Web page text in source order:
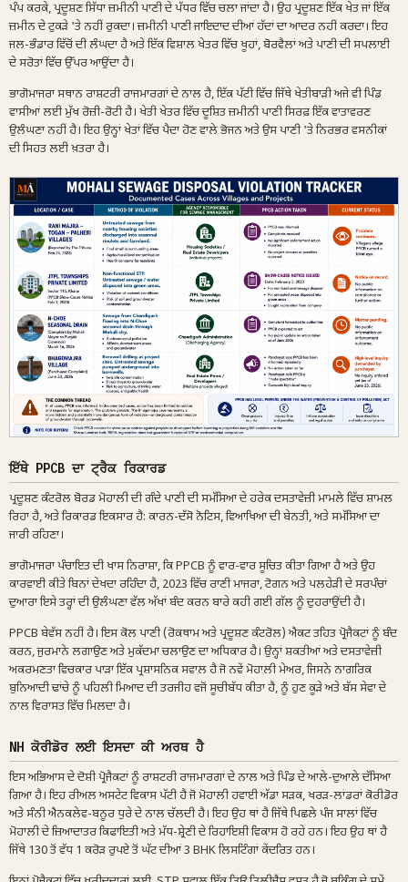
ਪੰਪ ਕਰਕੇ, ਪ੍ਰਦੂਸ਼ਣ ਸਿੱਧਾ ਜ਼ਮੀਨੀ ਪਾਣੀ ਦੇ ਪੱਧਰ ਵਿੱਚ ਚਲਾ ਜਾਂਦਾ ਹੈ। ਉਹ ਪ੍ਰਦੂਸ਼ਣ ਇੱਕ ਖੇਤ ਜਾਂ ਇੱਕ
ਜ਼ਮੀਨ ਦੇ ਟੁਕੜੇ 'ਤੇ ਨਹੀਂ ਰੁਕਦਾ। ਜ਼ਮੀਨੀ ਪਾਣੀ ਜਾਇਦਾਦ ਦੀਆਂ ਹੱਦਾਂ ਦਾ ਆਦਰ ਨਹੀਂ ਕਰਦਾ। ਇਹ
ਜਲ-ਭੰਡਾਰ ਵਿੱਚੋਂ ਦੀ ਲੰਘਦਾ ਹੈ ਅਤੇ ਇੱਕ ਵਿਸ਼ਾਲ ਖੇਤਰ ਵਿੱਚ ਖੂਹਾਂ, ਬੋਰਵੈਲਾਂ ਅਤੇ ਪਾਣੀ ਦੀ ਸਪਲਾਈ
ਦੇ ਸਰੋਤਾਂ ਵਿੱਚ ਉੱਪਰ ਆਉਂਦਾ ਹੈ।
ਭਾਗੋਮਾਜਰਾ ਸਥਾਨ ਰਾਸ਼ਟਰੀ ਰਾਜਮਾਰਗਾਂ ਦੇ ਨਾਲ ਹੈ, ਇੱਕ ਪੱਟੀ ਵਿੱਚ ਜਿੱਥੇ ਖੇਤੀਬਾੜੀ ਅਜੇ ਵੀ ਪਿੰਡ
ਵਾਸੀਆਂ ਲਈ ਮੁੱਖ ਰੋਜ਼ੀ-ਰੋਟੀ ਹੈ। ਖੇਤੀ ਖੇਤਰ ਵਿੱਚ ਦੂਸ਼ਿਤ ਜ਼ਮੀਨੀ ਪਾਣੀ ਸਿਰਫ਼ ਇੱਕ ਵਾਤਾਵਰਣ
ਉਲੰਘਣਾ ਨਹੀਂ ਹੈ। ਇਹ ਉਨ੍ਹਾਂ ਖੇਤਾਂ ਵਿੱਚ ਪੈਦਾ ਹੋਣ ਵਾਲੇ ਭੋਜਨ ਅਤੇ ਉਸ ਪਾਣੀ 'ਤੇ ਨਿਰਭਰ ਵਸਨੀਕਾਂ
ਦੀ ਸਿਹਤ ਲਈ ਖ਼ਤਰਾ ਹੈ।
ਇੱਥੇ PPCB ਦਾ ਟ੍ਰੈਕ ਰਿਕਾਰਡ
ਪ੍ਰਦੂਸ਼ਣ ਕੰਟਰੋਲ ਬੋਰਡ ਮੋਹਾਲੀ ਦੀ ਗੰਦੇ ਪਾਣੀ ਦੀ ਸਮੱਸਿਆ ਦੇ ਹਰੇਕ ਦਸਤਾਵੇਜ਼ੀ ਮਾਮਲੇ ਵਿੱਚ ਸ਼ਾਮਲ
ਰਿਹਾ ਹੈ, ਅਤੇ ਰਿਕਾਰਡ ਇਕਸਾਰ ਹੈ: ਕਾਰਨ-ਦੱਸੋ ਨੋਟਿਸ, ਵਿਆਖਿਆ ਦੀ ਬੇਨਤੀ, ਅਤੇ ਸਮੱਸਿਆ ਦਾ
ਜਾਰੀ ਰਹਿਣਾ।
ਭਾਗੋਮਾਜਰਾ ਪੰਚਾਇਤ ਦੀ ਖਾਸ ਨਿਰਾਸ਼ਾ, ਕਿ PPCB ਨੂੰ ਵਾਰ-ਵਾਰ ਸੂਚਿਤ ਕੀਤਾ ਗਿਆ ਹੈ ਅਤੇ ਉਹ
ਕਾਰਵਾਈ ਕੀਤੇ ਬਿਨਾਂ ਦੇਖਦਾ ਰਹਿੰਦਾ ਹੈ, 2023 ਵਿੱਚ ਰਾਣੀ ਮਾਜਰਾ, ਟੋਗਨ ਅਤੇ ਪਲਹੇੜੀ ਦੇ ਸਰਪੰਚਾਂ
ਦੁਆਰਾ ਇਸੇ ਤਰ੍ਹਾਂ ਦੀ ਉਲੰਘਣਾ ਵੱਲ ਅੱਖਾਂ ਬੰਦ ਕਰਨ ਬਾਰੇ ਕਹੀ ਗਈ ਗੱਲ ਨੂੰ ਦੁਹਰਾਉਂਦੀ ਹੈ।
PPCB ਬੇਵੱਸ ਨਹੀਂ ਹੈ। ਇਸ ਕੋਲ ਪਾਣੀ (ਰੋਕਥਾਮ ਅਤੇ ਪ੍ਰਦੂਸ਼ਣ ਕੰਟਰੋਲ) ਐਕਟ ਤਹਿਤ ਪ੍ਰੋਜੈਕਟਾਂ ਨੂੰ ਬੰਦ
ਕਰਨ, ਜੁਰਮਾਨੇ ਲਗਾਉਣ ਅਤੇ ਮੁਕੱਦਮਾ ਚਲਾਉਣ ਦਾ ਅਧਿਕਾਰ ਹੈ। ਉਨ੍ਹਾਂ ਸ਼ਕਤੀਆਂ ਅਤੇ ਦਸਤਾਵੇਜ਼ੀ
ਅਕਰਮਣਤਾ ਵਿਚਕਾਰ ਪਾੜਾ ਇੱਕ ਪ੍ਰਸ਼ਾਸਨਿਕ ਸਵਾਲ ਹੈ ਜੋ ਨਵੇਂ ਮੋਹਾਲੀ ਮੇਅਰ, ਜਿਸਨੇ ਨਾਗਰਿਕ
ਬੁਨਿਆਦੀ ਢਾਂਚੇ ਨੂੰ ਪਹਿਲੀ ਮਿਆਦ ਦੀ ਤਰਜੀਹ ਵਜੋਂ ਸੂਚੀਬੱਧ ਕੀਤਾ ਹੈ, ਨੂੰ ਹੁਣ ਕੂੜੇ ਅਤੇ ਬੱਸ ਸੇਵਾ ਦੇ
ਨਾਲ ਵਿਰਾਸਤ ਵਿੱਚ ਮਿਲਦਾ ਹੈ।
NH ਕੋਰੀਡੋਰ ਲਈ ਇਸਦਾ ਕੀ ਅਰਥ ਹੈ
ਇਸ ਅਭਿਆਸ ਦੇ ਦੋਸ਼ੀ ਪ੍ਰੋਜੈਕਟਾਂ ਨੂੰ ਰਾਸ਼ਟਰੀ ਰਾਜਮਾਰਗਾਂ ਦੇ ਨਾਲ ਅਤੇ ਪਿੰਡ ਦੇ ਆਲੇ-ਦੁਆਲੇ ਦੱਸਿਆ
ਗਿਆ ਹੈ। ਇਹ ਰੀਅਲ ਅਸਟੇਟ ਵਿਕਾਸ ਪੱਟੀ ਹੈ ਜੋ ਮੋਹਾਲੀ ਹਵਾਈ ਅੱਡਾ ਸੜਕ, ਖਰੜ-ਲਾਂਡਰਾਂ ਕੋਰੀਡੋਰ
ਅਤੇ ਸੰਨੀ ਐਨਕਲੇਵ-ਬਨੂਰ ਧੁਰੇ ਦੇ ਨਾਲ ਚੱਲਦੀ ਹੈ। ਇਹ ਉਹ ਥਾਂ ਹੈ ਜਿੱਥੇ ਪਿਛਲੇ ਪੰਜ ਸਾਲਾਂ ਵਿੱਚ
ਮੋਹਾਲੀ ਦੇ ਜ਼ਿਆਦਾਤਰ ਕਿਫਾਇਤੀ ਅਤੇ ਮੱਧ-ਸ਼੍ਰੇਣੀ ਦੇ ਰਿਹਾਇਸ਼ੀ ਵਿਕਾਸ ਹੋ ਰਹੇ ਹਨ। ਇਹ ਉਹ ਥਾਂ ਹੈ
ਜਿੱਥੇ 130 ਤੋਂ ਵੱਧ 1 ਕਰੋੜ ਰੁਪਏ ਤੋਂ ਘੱਟ ਦੀਆਂ 3 BHK ਲਿਸਟਿੰਗਾਂ ਕੇਂਦਰਿਤ ਹਨ।